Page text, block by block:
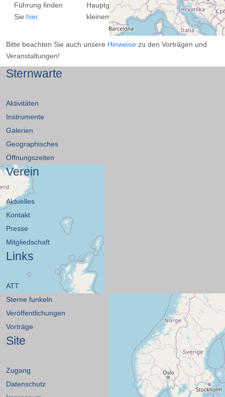
Führung finden
Sie hier.
Hauptgebäude mit großem und
kleinem Vortragsraum
Bitte beachten Sie auch unsere Hinweise zu den Vorträgen und
Veranstaltungen!
Sternwarte
Aktivitäten
Instrumente
Galerien
Geographisches
Öffnungszeiten
Verein
Aktuelles
Kontakt
Presse
Mitgliedschaft
Links
ATT
Sterne funkeln
Veröffentlichungen
Vorträge
Site
Zugang
Datenschutz